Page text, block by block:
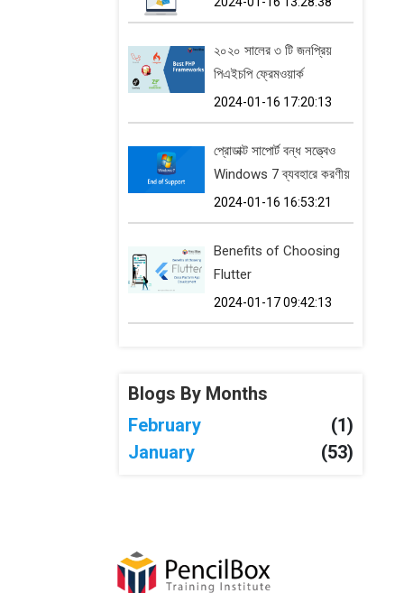
২০২০ সালের ৩ টি জনপ্রিয়
পিএইচপি ফ্রেমওয়ার্ক
2024-01-16 17:20:13
প্রোডাক্ট সাপোর্ট বন্ধ সত্ত্বেও
Windows 7 ব্যবহারে করণীয়
2024-01-16 16:53:21
Benefits of Choosing
Flutter
2024-01-17 09:42:13
Blogs By Months
February
(1)
January
(53)